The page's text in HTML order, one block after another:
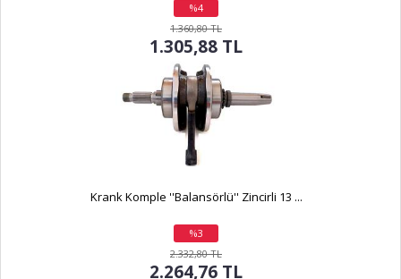
%4
indirim
1.360,80 TL
1.305,88 TL
Krank Komple ''Balansörlü'' Zincirli 13 ...
%3
indirim
2.332,80 TL
2.264,76 TL